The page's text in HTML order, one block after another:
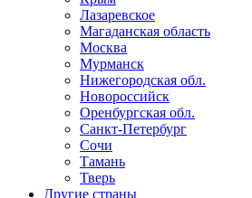
Лазаревское
Магаданская область
Москва
Мурманск
Нижегородская обл.
Новороссийск
Оренбургская обл.
Санкт-Петербург
Сочи
Тамань
Тверь
Другие страны